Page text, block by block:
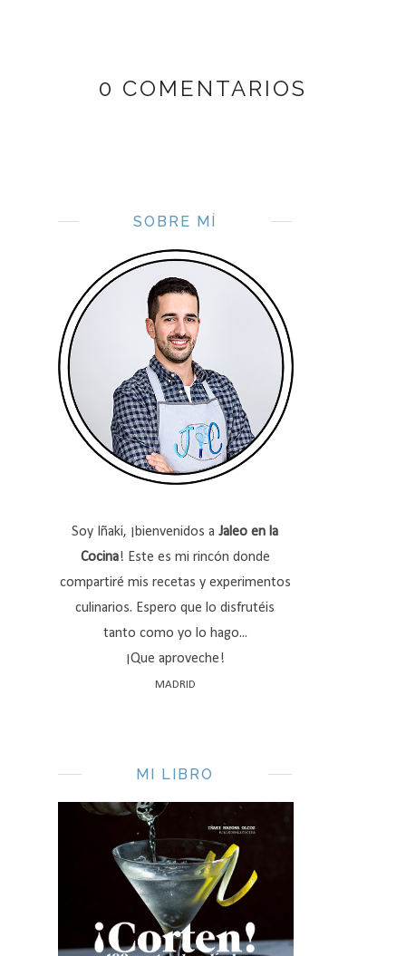
0 COMENTARIOS
SOBRE MÍ
Soy Iñaki, ¡bienvenidos a Jaleo en la
Cocina! Este es mi rincón donde
compartiré mis recetas y experimentos
culinarios. Espero que lo disfrutéis
tanto como yo lo hago...
¡Que aproveche!
MADRID
MI LIBRO